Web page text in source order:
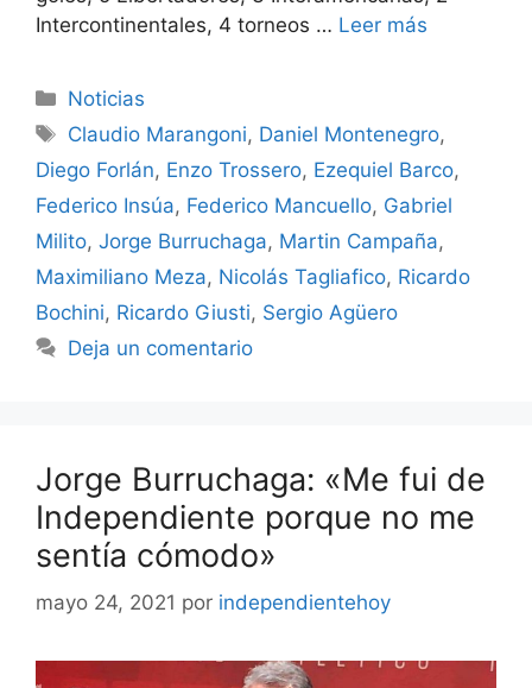
Intercontinentales, 4 torneos … Leer más
Categorías
Noticias
Etiquetas
Claudio Marangoni, Daniel Montenegro,
Diego Forlán, Enzo Trossero, Ezequiel Barco,
Federico Insúa, Federico Mancuello, Gabriel
Milito, Jorge Burruchaga, Martin Campaña,
Maximiliano Meza, Nicolás Tagliafico, Ricardo
Bochini, Ricardo Giusti, Sergio Agüero
Deja un comentario
Jorge Burruchaga: «Me fui de
Independiente porque no me
sentía cómodo»
mayo 24, 2021 por independientehoy